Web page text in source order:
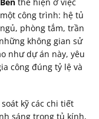
công trình: hệ tủ
phòng tắm, trần
không gian sử
như dự án này, yêu
công đúng tỷ lệ và
kỹ các chi tiết
sáng trong tủ kính,